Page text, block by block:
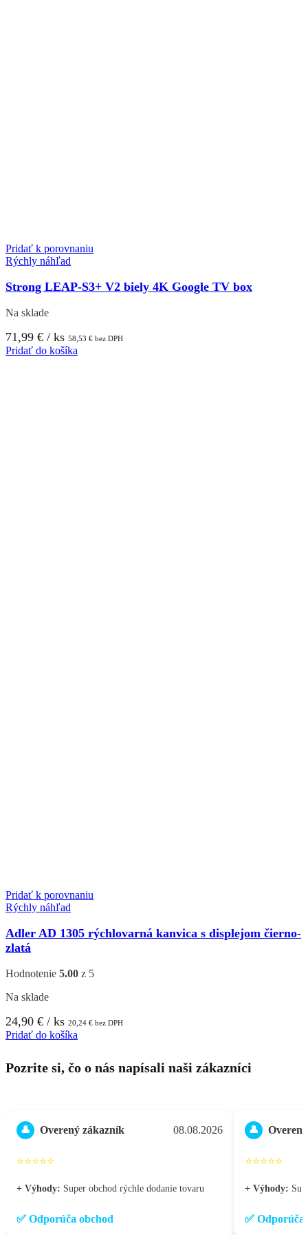
Pridať k porovnaniu
Rýchly náhľad
Strong LEAP-S3+ V2 biely 4K Google TV box
Na sklade
71,99 € / ks 58,53 € bez DPH
Pridať do košíka
Pridať k porovnaniu
Rýchly náhľad
Adler AD 1305 rýchlovarná kanvica s displejom čierno-
zlatá
Hodnotenie 5.00 z 5
Na sklade
24,90 € / ks 20,24 € bez DPH
Pridať do košíka
Pozrite si, čo o nás napísali naši zákazníci
👤 Overený zákazník 08.08.2026
⭐⭐⭐⭐⭐
+ Výhody: Super obchod rýchle dodanie tovaru
✅ Odporúča obchod
👤
⭐⭐⭐⭐⭐
+ Výhody:
✅ Odporúča